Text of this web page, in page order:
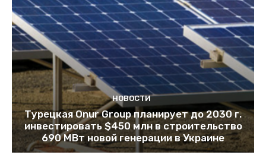
НОВОСТИ
Турецкая Onur Group планирует до 2030 г.
инвестировать $450 млн в строительство
690 МВт новой генерации в Украине